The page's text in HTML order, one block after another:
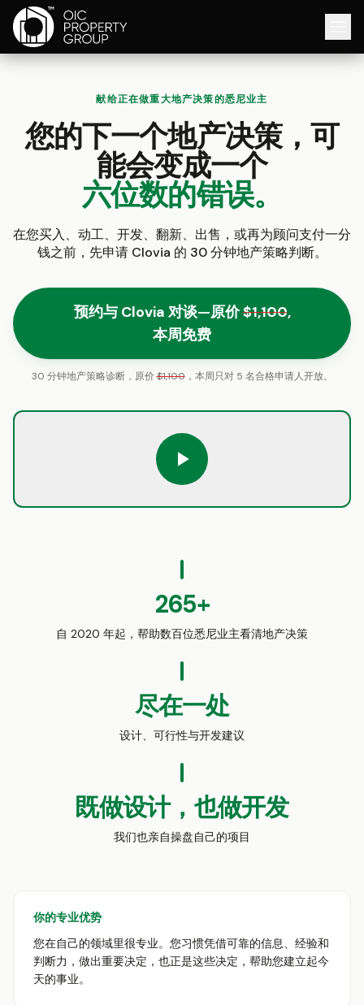
献给正在做重大地产决策的悉尼业主
您的下一个地产决策，可
能会变成一个
六位数的错误。
在您买入、动工、开发、翻新、出售，或再为顾问支付一分
钱之前，先申请 Clovia 的 30 分钟地产策略判断。
预约与 Clovia 对谈—原价$1,100,
本周免费
30 分钟地产策略诊断，原价$1,100，本周只对 5 名合格申请人开放。
265+
自 2020 年起，帮助数百位悉尼业主看清地产决策
尽在一处
设计、可行性与开发建议
既做设计，也做开发
我们也亲自操盘自己的项目
你的专业优势
您在自己的领域里很专业。您习惯凭借可靠的信息、经验和
判断力，做出重要决定，也正是这些决定，帮助您建立起今
天的事业。